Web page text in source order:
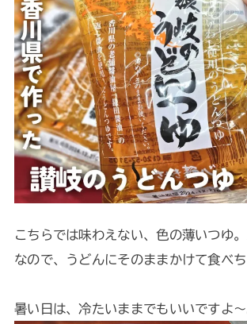
こちらでは味わえない、色の薄いつゆ
なので、うどんにそのままかけて食べち
暑い日は、冷たいままでもいいですよ～